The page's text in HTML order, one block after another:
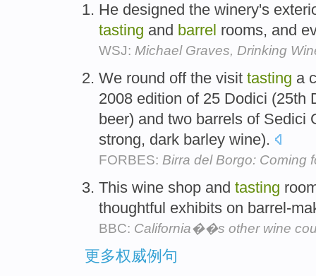
He designed the winery's
tasting and barrel rooms, and
WSJ: Michael Graves, Drinking
We round off the visit tasting a
2008 edition of 25 Dodici (25th
beer) and two barrels of Sedici
strong, dark barley wine).
FORBES: Birra del Borgo: Coming
This wine shop and tasting
thoughtful exhibits on barrel-
BBC: California��s other wine
更多权威例句